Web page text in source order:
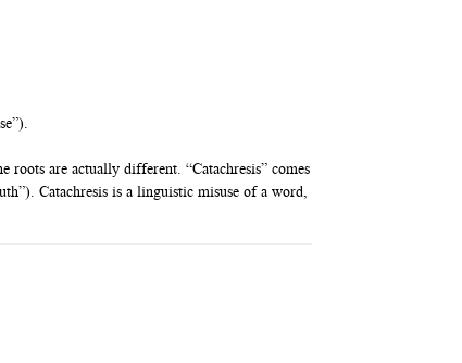
are actually different. “Catachresis” comes
Catachresis is a linguistic misuse of a word,